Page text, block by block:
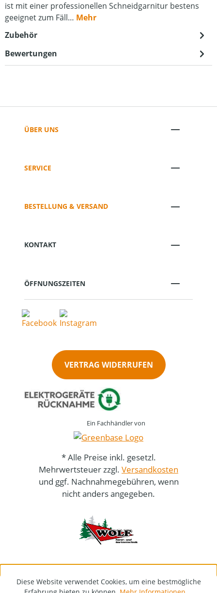
ist mit einer professionellen Schneidgarnitur bestens
geeignet zum Fäll… Mehr
Zubehör
Bewertungen
ÜBER UNS
SERVICE
BESTELLUNG & VERSAND
KONTAKT
ÖFFNUNGSZEITEN
VERTRAG WIDERRUFEN
Ein Fachhändler von
* Alle Preise inkl. gesetzl.
Mehrwertsteuer zzgl. Versandkosten
und ggf. Nachnahmegebühren, wenn
nicht anders angegeben.
Diese Website verwendet Cookies, um eine bestmögliche